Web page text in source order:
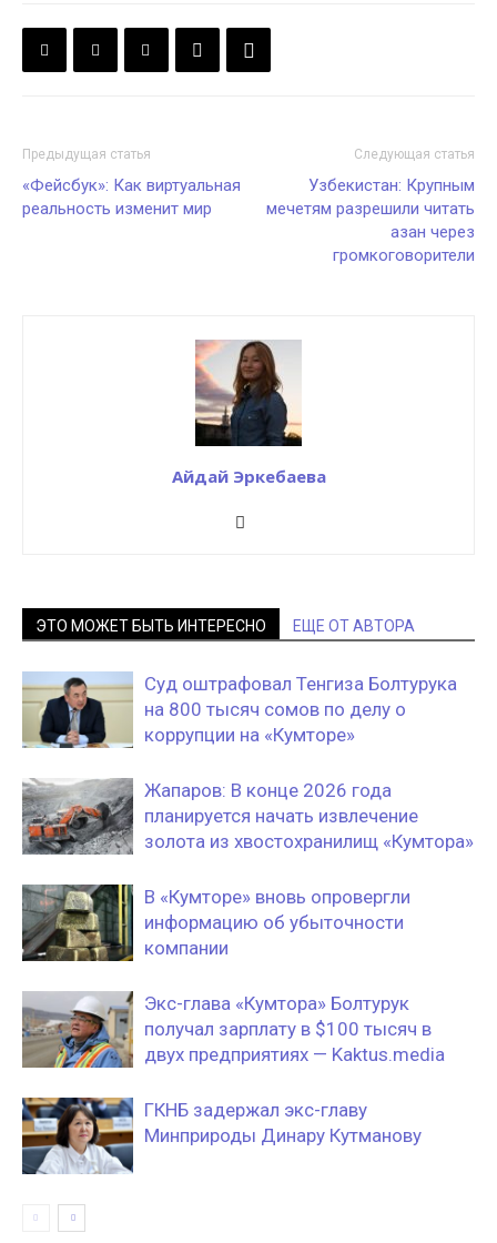
Предыдущая статья
«Фейсбук»: Как виртуальная
реальность изменит мир
Следующая статья
Узбекистан: Крупным
мечетям разрешили читать
азан через
громкоговорители
Айдай Эркебаева
ЭТО МОЖЕТ БЫТЬ ИНТЕРЕСНО ЕЩЕ ОТ АВТОРА
Суд оштрафовал Тенгиза Болтурука
на 800 тысяч сомов по делу о
коррупции на «Кумторе»
Жапаров: В конце 2026 года
планируется начать извлечение
золота из хвостохранилищ «Кумтора»
В «Кумторе» вновь опровергли
информацию об убыточности
компании
Экс-глава «Кумтора» Болтурук
получал зарплату в $100 тысяч в
двух предприятиях — Kaktus.media
ГКНБ задержал экс-главу
Минприроды Динару Кутманову